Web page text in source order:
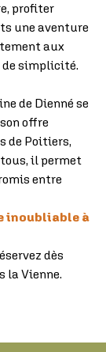
profiter
une aventure
aux
de simplicité.
de Dienné se
offre
de Poitiers,
il permet
entre
inoubliable à
dès
la Vienne.